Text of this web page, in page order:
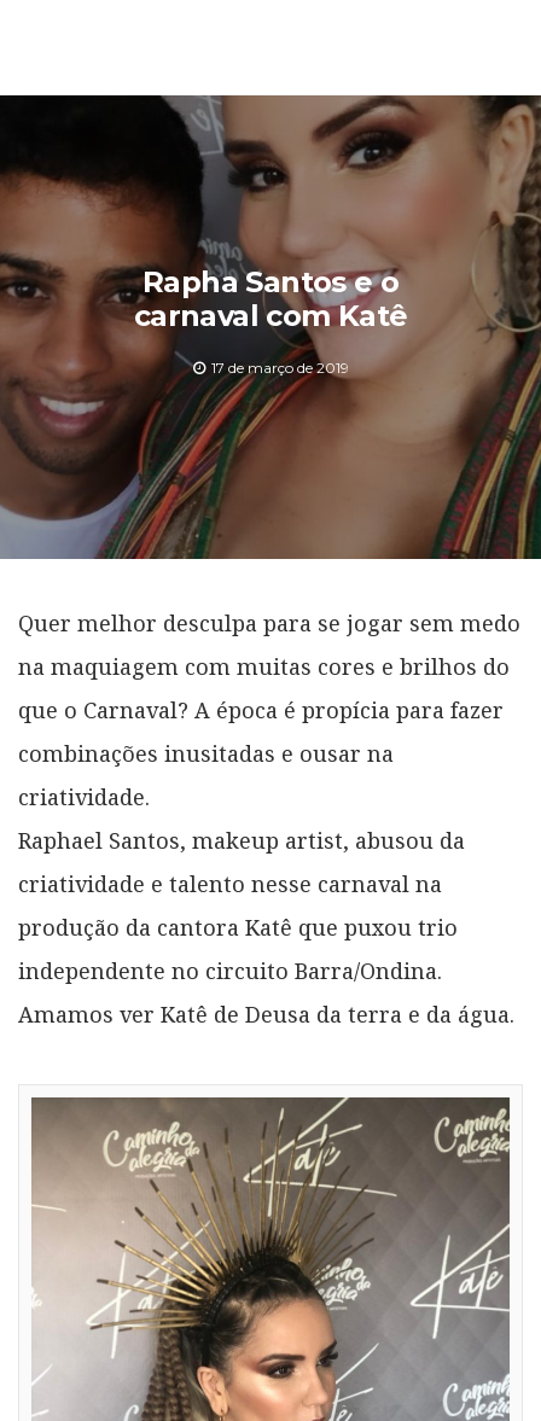
Rapha Santos e o
carnaval com Katê
17 de março de 2019
Quer melhor desculpa para se jogar sem medo
na maquiagem com muitas cores e brilhos do
que o Carnaval? A época é propícia para fazer
combinações inusitadas e ousar na
criatividade.
Raphael Santos, makeup artist, abusou da
criatividade e talento nesse carnaval na
produção da cantora Katê que puxou trio
independente no circuito Barra/Ondina.
Amamos ver Katê de Deusa da terra e da água.